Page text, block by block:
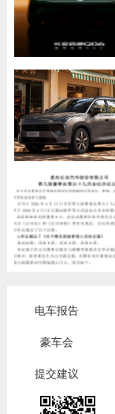
电车报告
豪车会
提交建议